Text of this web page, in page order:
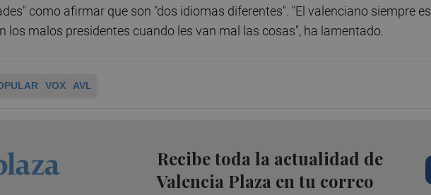
como afirmar que son "dos idiomas diferentes". "El valenciano siempre es
los malos presidentes cuando les van mal las cosas", ha lamentado.
VOX AVL
Recibe toda la actualidad de
Valencia Plaza en tu correo